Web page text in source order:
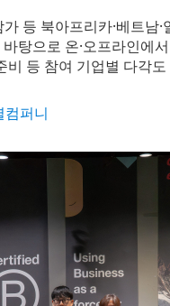
등 북아프리카·베트남
탕으로 온·오프라인에
등 참여 기업별 다각
컴퍼니